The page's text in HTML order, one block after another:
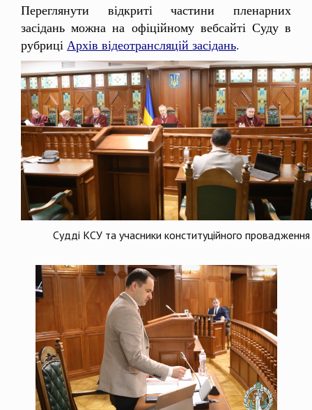
Переглянути відкриті частини пленарних
засідань можна на офіційному вебсайті Суду в
рубриці Архів відеотрансляцій засідань.
Судді КСУ та учасники конституційного провадження